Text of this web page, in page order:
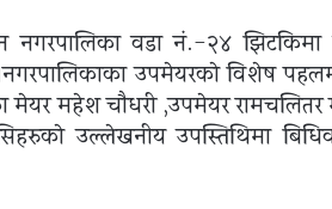
नगरपालिका वडा नं.-२४ झिटकिमा
उपमेयरकाे विशेष
मेयर महेश चाैधरी ,उपमेयर
उल्लेखनीय उपस्तिथिमा